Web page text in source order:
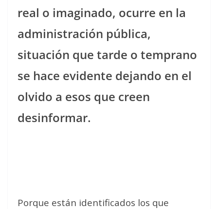
real o imaginado, ocurre en la
administración pública,
situación que tarde o temprano
se hace evidente dejando en el
olvido a esos que creen
desinformar.
Porque están identificados los que